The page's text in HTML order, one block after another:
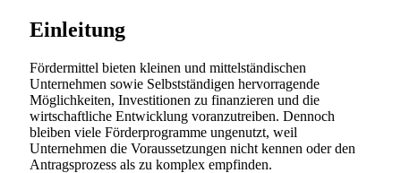
Einleitung
Fördermittel bieten kleinen und mittelständischen
Unternehmen sowie Selbstständigen hervorragende
Möglichkeiten, Investitionen zu finanzieren und die
wirtschaftliche Entwicklung voranzutreiben. Dennoch
bleiben viele Förderprogramme ungenutzt, weil
Unternehmen die Voraussetzungen nicht kennen oder den
Antragsprozess als zu komplex empfinden.